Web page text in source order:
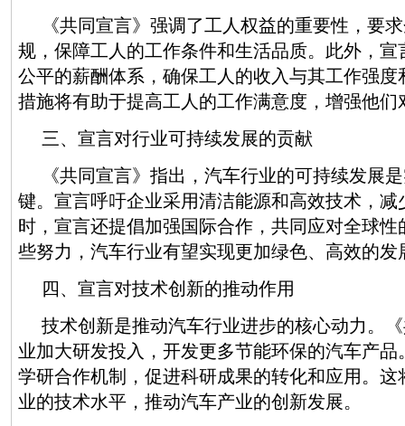
《共同宣言》强调了工人权益的重要性，要
规，保障工人的工作条件和生活品质。此外，宣
公平的薪酬体系，确保工人的收入与其工作强度
措施将有助于提高工人的工作满意度，增强他们
三、宣言对行业可持续发展的贡献
《共同宣言》指出，汽车行业的可持续发展
键。宣言呼吁企业采用清洁能源和高效技术，减
时，宣言还提倡加强国际合作，共同应对全球
些努力，汽车行业有望实现更加绿色、高效的发
四、宣言对技术创新的推动作用
技术创新是推动汽车行业进步的核心动力。
业加大研发投入，开发更多节能环保的汽车产
学研合作机制，促进科研成果的转化和应用。这
业的技术水平，推动汽车产业的创新发展。